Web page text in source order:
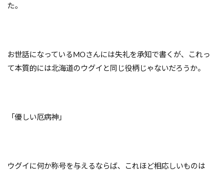
た。
お世話になっているMOさんには失礼を承知で書くが、これっ
て本質的には北海道のウグイと同じ役柄じゃないだろうか。
「優しい厄病神」
ウグイに何か称号を与えるならば、これほど相応しいものは